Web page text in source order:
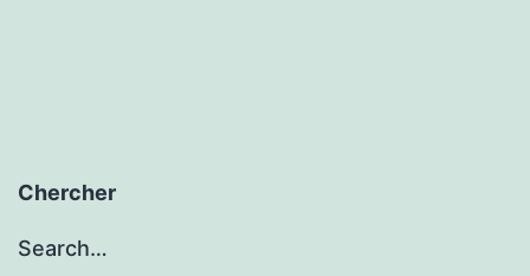
Chercher
Search…